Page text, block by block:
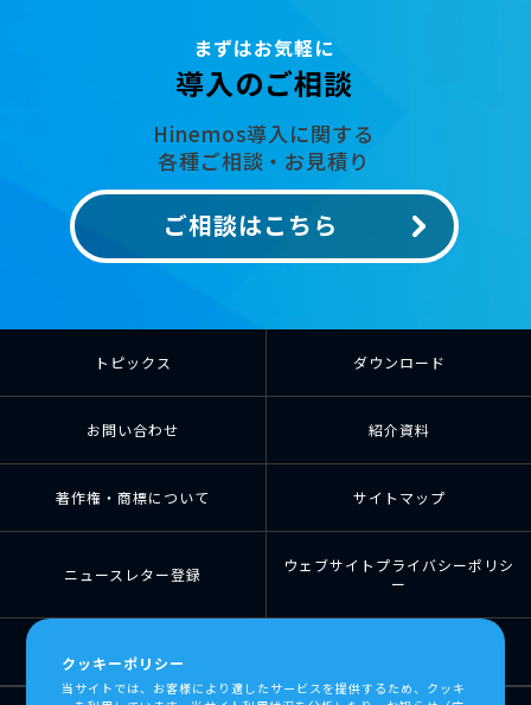
まずはお気軽に
導入のご相談
Hinemos導入に関する
各種ご相談・お見積り
ご相談はこちら
トピックス ダウンロード
お問い合わせ 紹介資料
著作権・商標について サイトマップ
ニュースレター登録
ウェブサイトプライバシーポリシ
ー
クッキーポリシー
当サイトでは、お客様により適したサービスを提供するため、クッキ